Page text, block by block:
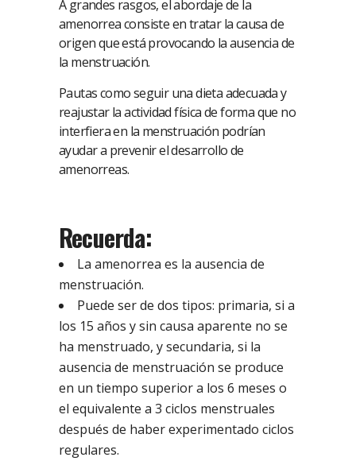
A grandes rasgos, el abordaje de la
amenorrea consiste en tratar la causa de
origen que está provocando la ausencia de
la menstruación.
Pautas como seguir una dieta adecuada y
reajustar la actividad física de forma que no
interfiera en la menstruación podrían
ayudar a prevenir el desarrollo de
amenorreas.
Recuerda:
La amenorrea es la ausencia de
menstruación.
Puede ser de dos tipos: primaria, si a
los 15 años y sin causa aparente no se
ha menstruado, y secundaria, si la
ausencia de menstruación se produce
en un tiempo superior a los 6 meses o
el equivalente a 3 ciclos menstruales
después de haber experimentado ciclos
regulares.